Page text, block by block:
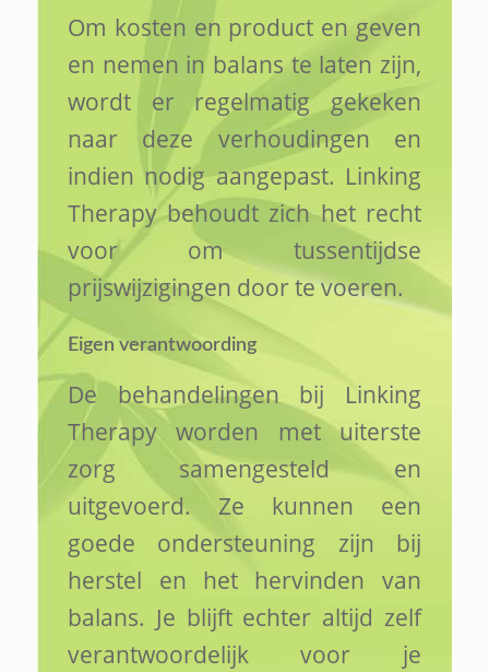
Om kosten en product en geven
en nemen in balans te laten zijn,
wordt er regelmatig gekeken
naar deze verhoudingen en
indien nodig aangepast. Linking
Therapy behoudt zich het recht
voor om tussentijdse
prijswijzigingen door te voeren.
Eigen verantwoording
De behandelingen bij Linking
Therapy worden met uiterste
zorg samengesteld en
uitgevoerd. Ze kunnen een
goede ondersteuning zijn bij
herstel en het hervinden van
balans. Je blijft echter altijd zelf
verantwoordelijk voor je